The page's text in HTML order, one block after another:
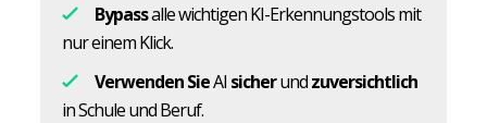
Bypassalle wichtigen KI-Erkennungstools mit
nur einem Klick.
Verwenden SieAI sicherundzuversichtlich
in Schule und Beruf.